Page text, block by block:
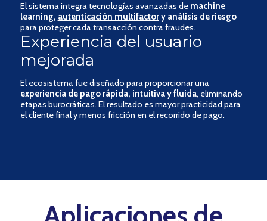
El sistema integra tecnologías avanzadas de machine
learning, autenticación multifactory análisis de riesgo
para proteger cada transacción contra fraudes.
Experiencia del usuario
mejorada
El ecosistema fue diseñado para proporcionar una
experiencia de pago rápida, intuitiva y fluida, eliminando
etapas burocráticas. El resultado es mayor practicidad para
el cliente final y menos fricción en el recorrido de pago.